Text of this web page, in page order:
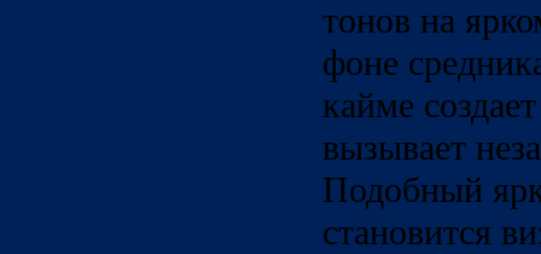
тонов на
фоне
кайме
вызывает
Подобный
становится